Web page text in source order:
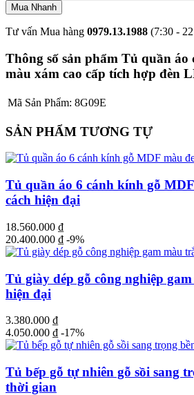
Tư vấn Mua hàng 0979.13.1988 (7:30 -
Thông số sản phẩm Tủ quần áo
màu xám cao cấp tích hợp đèn
Mã Sản Phẩm: 8G09E
SẢN PHẨM TƯƠNG TỰ
Tủ quần áo 6 cánh kính gỗ
cách hiện đại
18.560.000 ₫
20.400.000 ₫ -9%
Tủ giày dép gỗ công nghiệp
hiện đại
3.380.000 ₫
4.050.000 ₫ -17%
Tủ bếp gỗ tự nhiên gỗ sồi sang
thời gian